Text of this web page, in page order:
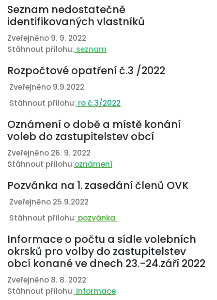
Seznam nedostatečně
identifikovaných vlastníků
Zveřejněno 9. 9. 2022
Stáhnout přílohu: seznam
Rozpočtové opatření č.3 /2022
Zveřejněno 9.9.2022
Stáhnout přílohu: ro č.3/2022
Oznámení o době a místě konání
voleb do zastupitelstev obcí
Zveřejněno 26. 9. 2022
Stáhnout přílohu:oznámení
Pozvánka na 1. zasedání členů OVK
Zveřejněno 25.9.2022
Stáhnout přílohu: pozvánka
Informace o počtu a sídle volebních
okrsků pro volby do zastupitelstev
obcí konané ve dnech 23.-24.září 2022
Zveřejněno 8. 8. 2022
Stáhnout přílohu: informace